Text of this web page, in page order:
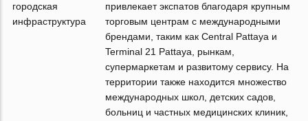
городская
инфраструктура
привлекает экспатов благодаря крупным
торговым центрам с международными
брендами, таким как Central Pattaya и
Terminal 21 Pattaya, рынкам,
супермаркетам и развитому сервису. На
территории также находится множество
международных школ, детских садов,
больниц и частных медицинских клиник,